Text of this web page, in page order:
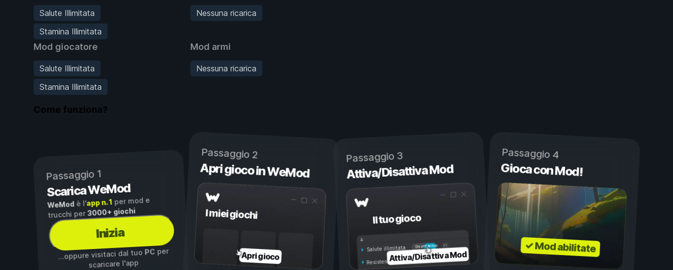
Salute Illimitata
Stamina Illimitata
Nessuna ricarica
Mod giocatore
Salute Illimitata
Stamina Illimitata
Mod armi
Nessuna ricarica
Come funziona?
Passaggio 1
Scarica WeMod
WeMod è l'app n. 1per mod e
trucchi per3000+ giochi
Inizia
...oppure visitaci dal tuo PCper
scaricare l'app
Passaggio 2
Apri gioco in WeMod
I miei giochi
Apri gioco
Passaggio 3
Attiva/Disattiva Mod
Il tuo gioco
Attivo
Disattivo
Salute illimitata
Resistenza illimitata
Attiva/Disattiva Mod
Passaggio 4
Gioca con Mod!
✓ Mod abilitate